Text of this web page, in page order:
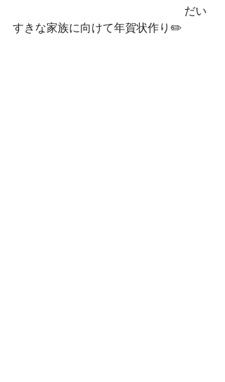
だい
すきな家族に向けて年賀状作り✏️